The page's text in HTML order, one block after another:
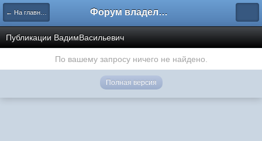
← На главную Форум владельцев интернет-магазинов
Публикации ВадимВасильевич
По вашему запросу ничего не найдено.
Полная версия